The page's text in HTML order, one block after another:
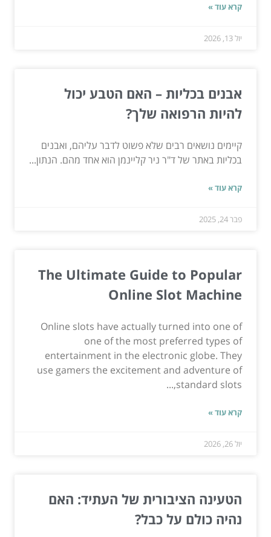
קרא עוד »
יול 13, 2026
אבנים בכליות – האם הטבע יכול
להיות הרפואה שלך?
קיימים נושאים רבים שלא פשוט לדבר עליהם, ואבנים
בכליות באתר של ד"ר ניר קליינמן הוא אחד מהם. הנתון...
קרא עוד »
פבר 24, 2025
The Ultimate Guide to Popular
Online Slot Machine
Online slots have actually turned into one of
one of the most preferred types of
entertainment in the electronic globe. They
use gamers the excitement and adventure of
standard slots,...
קרא עוד »
יול 26, 2026
הטעינה הציבורית של העתיד: האם
נהיה כולם על כבל?